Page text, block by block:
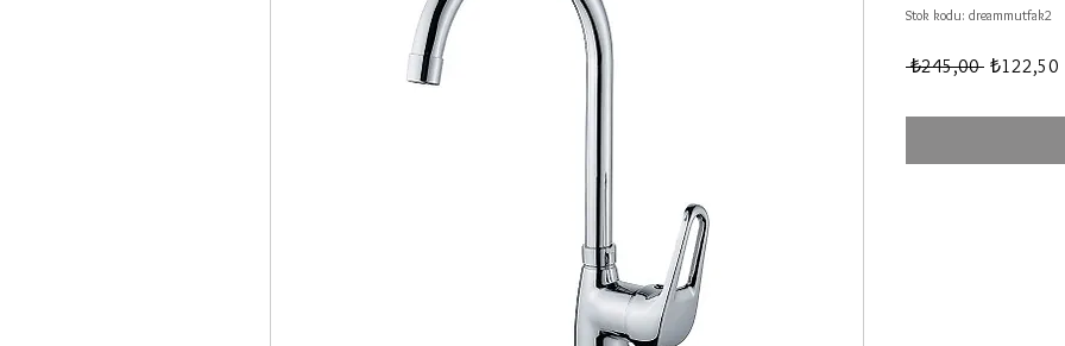
Stok kodu: dreammutfak2
₺245,00 Normal
₺122,50